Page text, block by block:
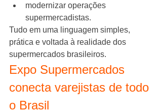
modernizar operações
supermercadistas.
Tudo em uma linguagem simples,
prática e voltada à realidade dos
supermercados brasileiros.
Expo Supermercados
conecta varejistas de todo
o Brasil